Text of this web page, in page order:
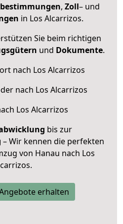
, Zoll– und
in Los Alcarrizos.
Sie beim richtigen
und Dokumente.
nach Los Alcarrizos
nach Los Alcarrizos
Los Alcarrizos
bis zur
– Wir kennen die perfekten
von Hanau nach Los
erhalten